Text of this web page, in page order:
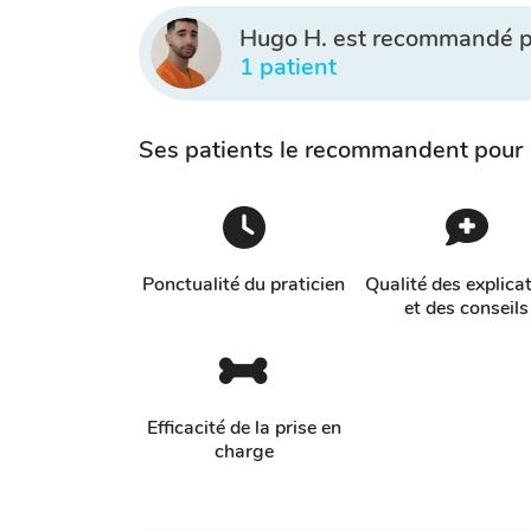
Hugo H. est recommandé
1 patient
Ses patients le recommandent pour
Ponctualité du praticien
Qualité des
et des conseils
Efficacité de la prise en
charge